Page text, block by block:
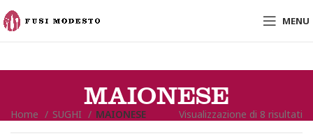
MENU
MAIONESE
Home SUGHI MAIONESE Visualizzazione di 8 risultati